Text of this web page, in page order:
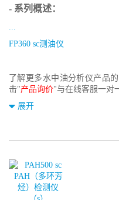
- 系列概述：
...
FP360 sc测油仪
了解更多水中油分析仪产品
击"产品询价"与在线客服一对
展开